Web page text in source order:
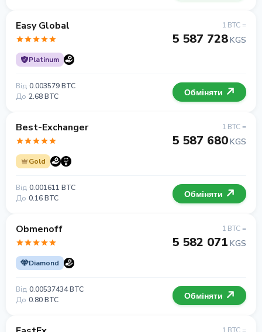
Easy Global
Platinum
1 BTC =
5 587 728KGS
Від 0.003579 BTC
До 2.68 BTC Обміняти
Best-Exchanger
Gold
1 BTC =
5 587 680KGS
Від 0.001611 BTC
До 0.16 BTC Обміняти
Obmenoff
Diamond
1 BTC =
5 582 071 KGS
Від 0.00537434 BTC
До 0.80 BTC Обміняти